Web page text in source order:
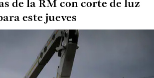
de la RM con corte de luz
este jueves